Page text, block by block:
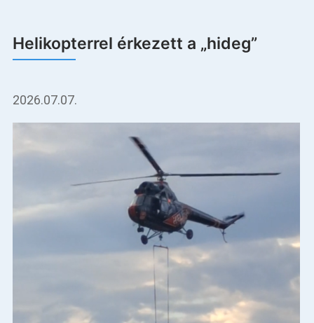
Helikopterrel érkezett a „hideg”
2026.07.07.